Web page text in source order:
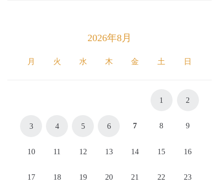
2026年8月
月 火 水 木 金 土 日
1 2
3 4 5 6 7 8 9
10 11 12 13 14 15 16
17 18 19 20 21 22 23